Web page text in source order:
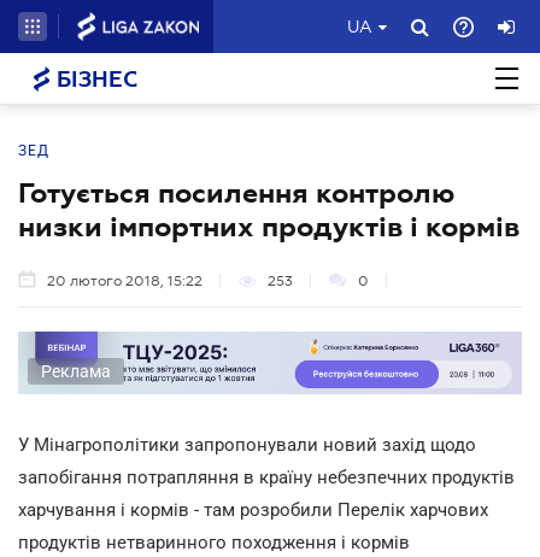
UA
БІЗНЕС
ЗЕД
Готується посилення контролю
низки імпортних продуктів і кормів
20 лютого 2018, 15:22 253 0
Реклама
У Мінагрополітики запропонували новий захід щодо
запобігання потрапляння в країну небезпечних продуктів
харчування і кормів - там розробили Перелік харчових
продуктів нетваринного походження і кормів